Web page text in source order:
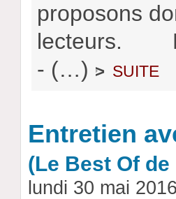
proposons
lecteurs.
- (…) > suite
Entretien
(Le Best Of
lundi 30 mai